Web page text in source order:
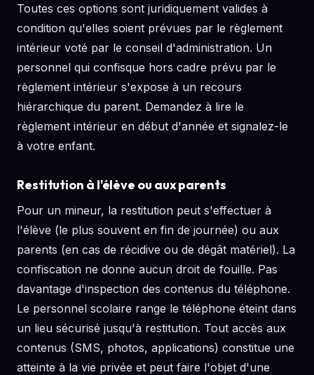
Toutes ces options sont juridiquement valides à
condition qu'elles soient prévues par le règlement
intérieur voté par le conseil d'administration. Un
personnel qui confisque hors cadre prévu par le
règlement intérieur s'expose à un recours
hiérarchique du parent. Demandez à lire le
règlement intérieur en début d'année et signalez-le
à votre enfant.
Restitution à l'élève ou aux parents
Pour un mineur, la restitution peut s'effectuer à
l'élève (le plus souvent en fin de journée) ou aux
parents (en cas de récidive ou de dégât matériel). La
confiscation ne donne aucun droit de fouille. Pas
davantage d'inspection des contenus du téléphone.
Le personnel scolaire range le téléphone éteint dans
un lieu sécurisé jusqu'à restitution. Tout accès aux
contenus (SMS, photos, applications) constitue une
atteinte à la vie privée et peut faire l'objet d'une